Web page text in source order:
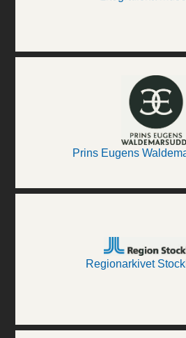
Prins Eugens
Regionarkivet